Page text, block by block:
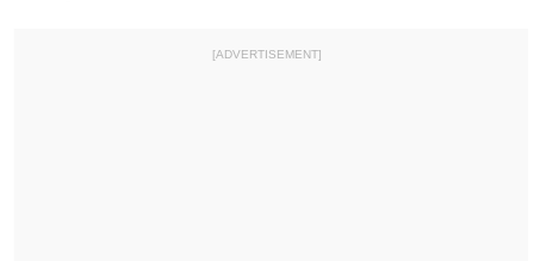
[ADVERTISEMENT]